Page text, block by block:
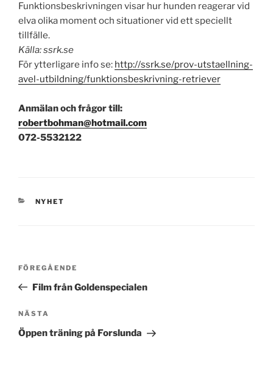
Funktionsbeskrivningen visar hur hunden reagerar vid
elva olika moment och situationer vid ett speciellt
tillfälle.
Källa: ssrk.se
För ytterligare info se: http://ssrk.se/prov-utstaellning-
avel-utbildning/funktionsbeskrivning-retriever
Anmälan och frågor till:
robertbohman@hotmail.com
072-5532122
KATEGORIER
NYHET
Inläggsnavigering
Föregående
inlägg
FÖREGÅENDE
Film från Goldenspecialen
Nästa
inlägg
NÄSTA
Öppen träning på Forslunda